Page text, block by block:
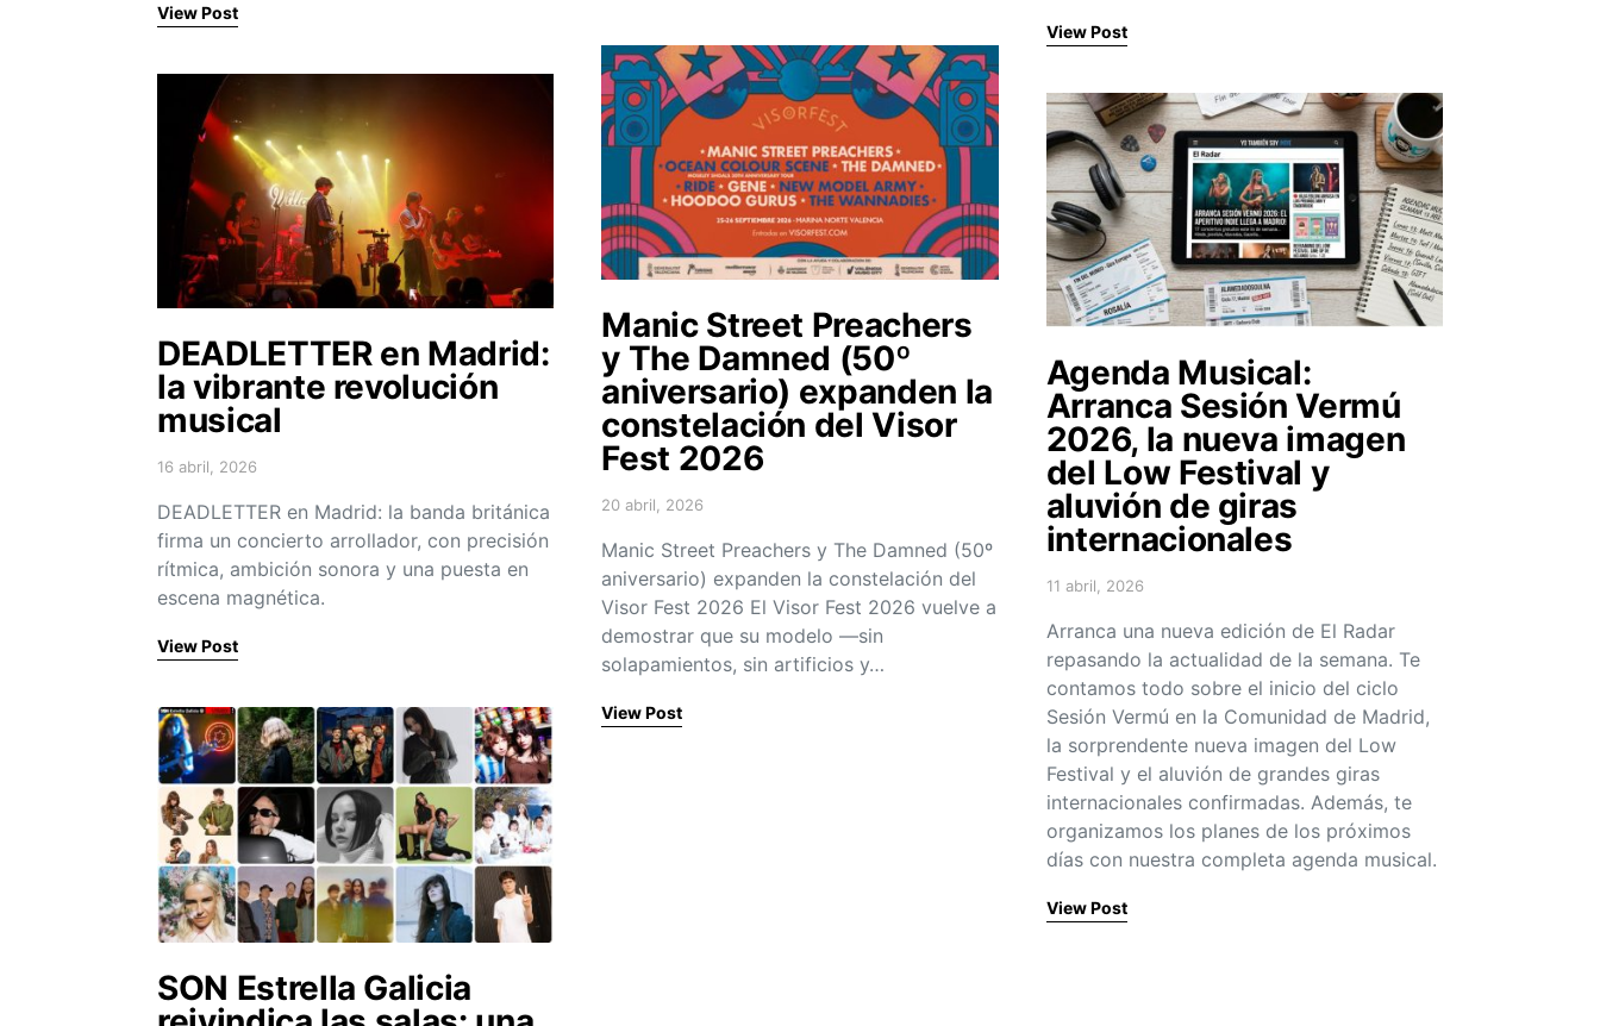
View Post
DEADLETTER en Madrid:
la vibrante revolución
musical
Posted on
16 abril, 2026
DEADLETTER en Madrid: la banda británica
firma un concierto arrollador, con precisión
rítmica, ambición sonora y una puesta en
escena magnética.
View Post
SON Estrella Galicia
Manic Street Preachers
y The Damned (50º
aniversario) expanden la
constelación del Visor
Fest 2026
Posted on
20 abril, 2026
Manic Street Preachers y The Damned (50º
aniversario) expanden la constelación del
Visor Fest 2026 El Visor Fest 2026 vuelve a
demostrar que su modelo —sin
solapamientos, sin artificios y…
View Post
View Post
Agenda Musical:
Arranca Sesión Vermú
2026, la nueva imagen
del Low Festival y
aluvión de giras
internacionales
Posted on
11 abril, 2026
Arranca una nueva edición de El Radar
repasando la actualidad de la semana. Te
contamos todo sobre el inicio del ciclo
Sesión Vermú en la Comunidad de Madrid,
la sorprendente nueva imagen del Low
Festival y el aluvión de grandes giras
internacionales confirmadas. Además, te
organizamos los planes de los próximos
días con nuestra completa agenda musical.
View Post